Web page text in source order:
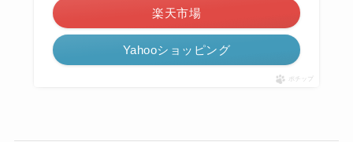
楽天市場
Yahooショッピング
ポチップ